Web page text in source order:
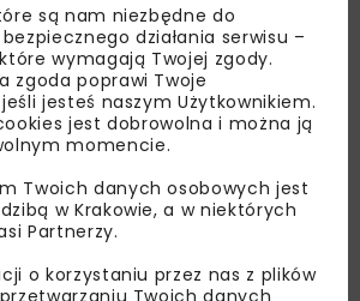
aby otrzymywać od
branżowe,
wydarzenia, atrakcyjne oferty i
specjalne.
się zPolityką Prywatności
zgodę na otrzymywanie na
newslettera.
są nam niezbędne do
działania serwisu –
wymagają Twojej zgody.
zgoda poprawi Twoje
jesteś naszym Użytkownikiem.
jest dobrowolna i można ją
momencie.
Twoich danych osobowych jest
w Krakowie, a w niektórych
Partnerzy.
o korzystaniu przez nas z plików
Twoich danych